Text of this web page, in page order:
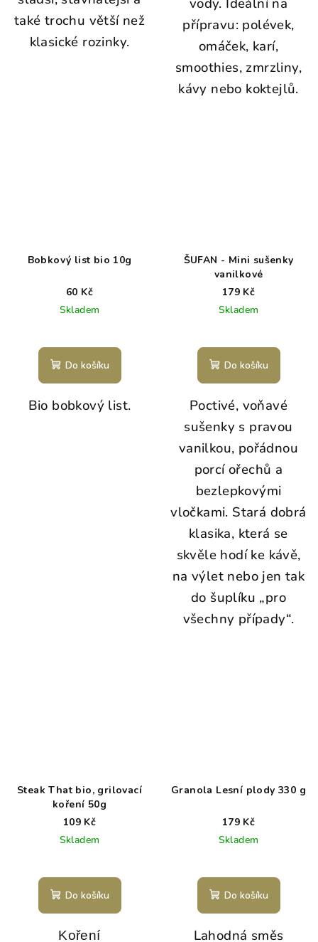
také trochu větší než
klasické rozinky.
přípravu: polévek,
omáček, karí,
smoothies, zmrzliny,
kávy nebo koktejlů.
Bobkový list bio 10g
60 Kč
Skladem
Do košíku
Bio bobkový list.
ŠUFAN - Mini sušenky
vanilkové
179 Kč
Skladem
Do košíku
Poctivé, voňavé
sušenky s pravou
vanilkou, pořádnou
porcí ořechů a
bezlepkovými
vločkami. Stará dobrá
klasika, která se
skvěle hodí ke kávě,
na výlet nebo jen tak
do šuplíku „pro
všechny případy“.
Steak That bio, grilovací
koření 50g
109 Kč
Skladem
Do košíku
Koření
Granola Lesní plody 330 g
179 Kč
Skladem
Do košíku
Lahodná směs